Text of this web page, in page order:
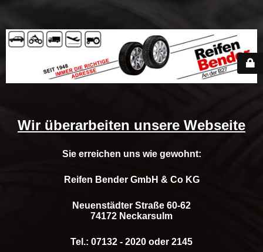
Wir überarbeiten unsere Webseite
Sie erreichen uns wie gewohnt:
Reifen Bender GmbH & Co KG
Neuenstädter Straße 60-62
74172 Neckarsulm
Tel.: 07132 - 2020 oder 2145